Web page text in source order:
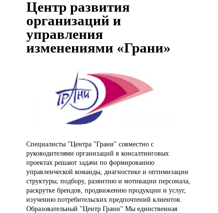
Центр развития
организаций и
управления
изменениями «Грани»
Специалисты "Центра "Грани" совместно с
руководителями организаций в консалтинговых
проектах решают задачи по формированию
управленческой команды, диагностике и оптимизации
структуры, подбору, развитию и мотивации персонала,
раскрутке брендов, продвижению продукции и услуг,
изучению потребительских предпочтений клиентов.
Образовательный "Центр Грани" Мы единственная